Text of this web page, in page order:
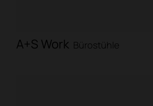
A+S Work Bürostühle